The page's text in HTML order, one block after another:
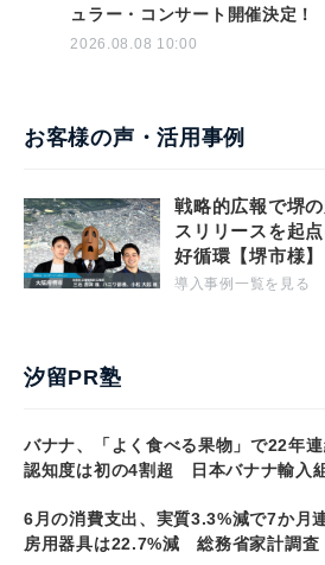
ュラー・コンサート開催決定！
2026.08.08 10:00
お客様の声・活用事例
戦略的広報で堺
スリリースを起
好循環【堺市様】
導入事例一覧を見る
汐留PR塾
バナナ、「よく食べる果物」で22年
認知度は初の4割超 日本バナナ輸入
6月の消費支出、実質3.3%減で7か
房用器具は22.7%減 総務省家計調査